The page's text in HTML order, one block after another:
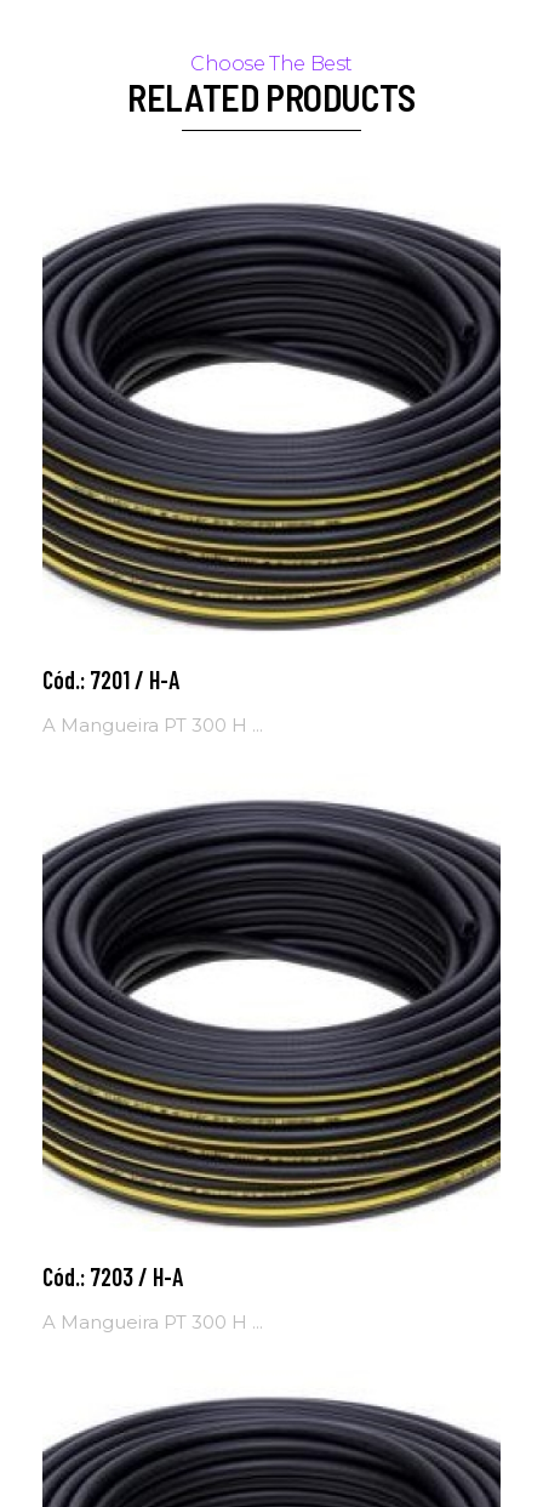
RELATED PRODUCTS
Cód.: 7201 / H-A
A Mangueira PT 300 H ...
Adicionar ao carrinho
Cód.: 7203 / H-A
A Mangueira PT 300 H ...
Adicionar ao carrinho